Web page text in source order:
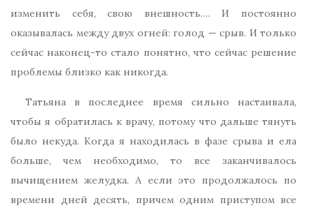
изменить себя, свою внешность.… И постоянно
оказывалась между двух огней: голод — срыв. И только
сейчас наконец-то стало понятно, что сейчас решение
проблемы близко как никогда.
Татьяна в последнее время сильно настаивала,
чтобы я обратилась к врачу, потому что дальше тянуть
было некуда. Когда я находилась в фазе срыва и ела
больше, чем необходимо, то все заканчивалось
вычищением желудка. А если это продолжалось по
времени дней десять, причем одним приступом все